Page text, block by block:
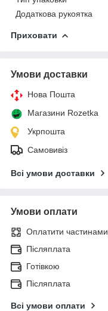
Додаткова рукоятка
Приховати
Умови доставки
Нова Пошта
Магазини Rozetka
Укрпошта
Самовивіз
Всі умови доставки
Умови оплати
Оплатити частинами
Післяплата
Готівкою
Післяплата
Всі умови оплати